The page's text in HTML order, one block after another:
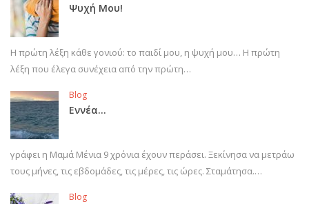
Ψυχή Μου!
Η πρώτη λέξη κάθε γονιού: το παιδί μου, η ψυχή μου… Η πρώτη
λέξη που έλεγα συνέχεια από την πρώτη…
Blog
Εννέα…
γράφει η Μαμά Μένια 9 χρόνια έχουν περάσει. Ξεκίνησα να μετράω
τους μήνες, τις εβδομάδες, τις μέρες, τις ώρες. Σταμάτησα.…
Blog